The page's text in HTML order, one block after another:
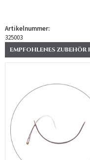
Artikelnummer:
325003
EMPFOHLENES ZUBEHÖR